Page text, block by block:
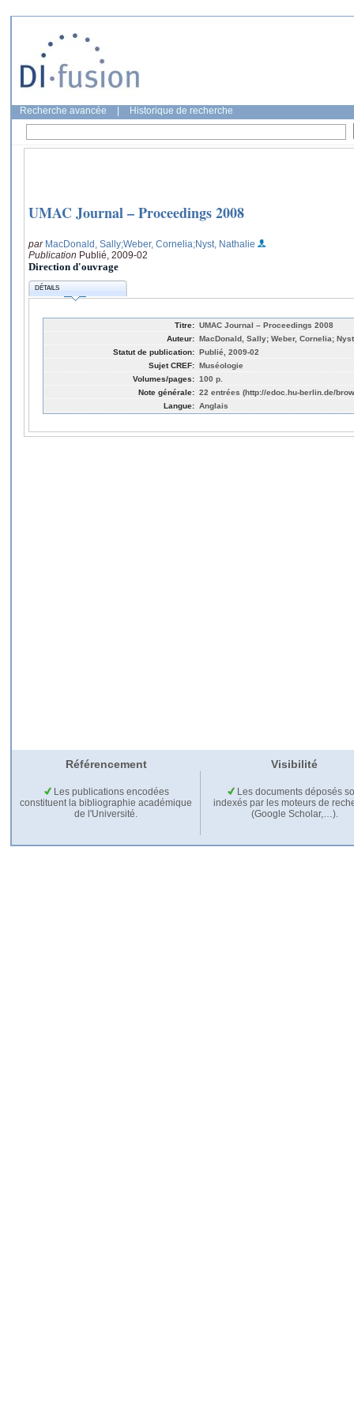
Recherche avancée Historique de recherche
UMAC Journal – Proceedings 2008
par MacDonald, Sally;Weber, Cornelia;Nyst, Nathalie
Publication Publié, 2009-02
Direction d'ouvrage
DÉTAILS
Titre: UMAC Journal – Proceedings 2008
Auteur: MacDonald, Sally; Weber, Cornelia;
Statut de publication: Publié, 2009-02
Sujet CREF: Muséologie
Volumes/pages: 100 p.
Note générale: 22 entrées (http://edoc.hu-berlin.de/
Langue: Anglais
Référencement Visibilité
Les publications encodées
constituent la bibliographie académique
de l'Université.
Les documents déposés
indexés par les moteurs de
(Google Scholar,…).